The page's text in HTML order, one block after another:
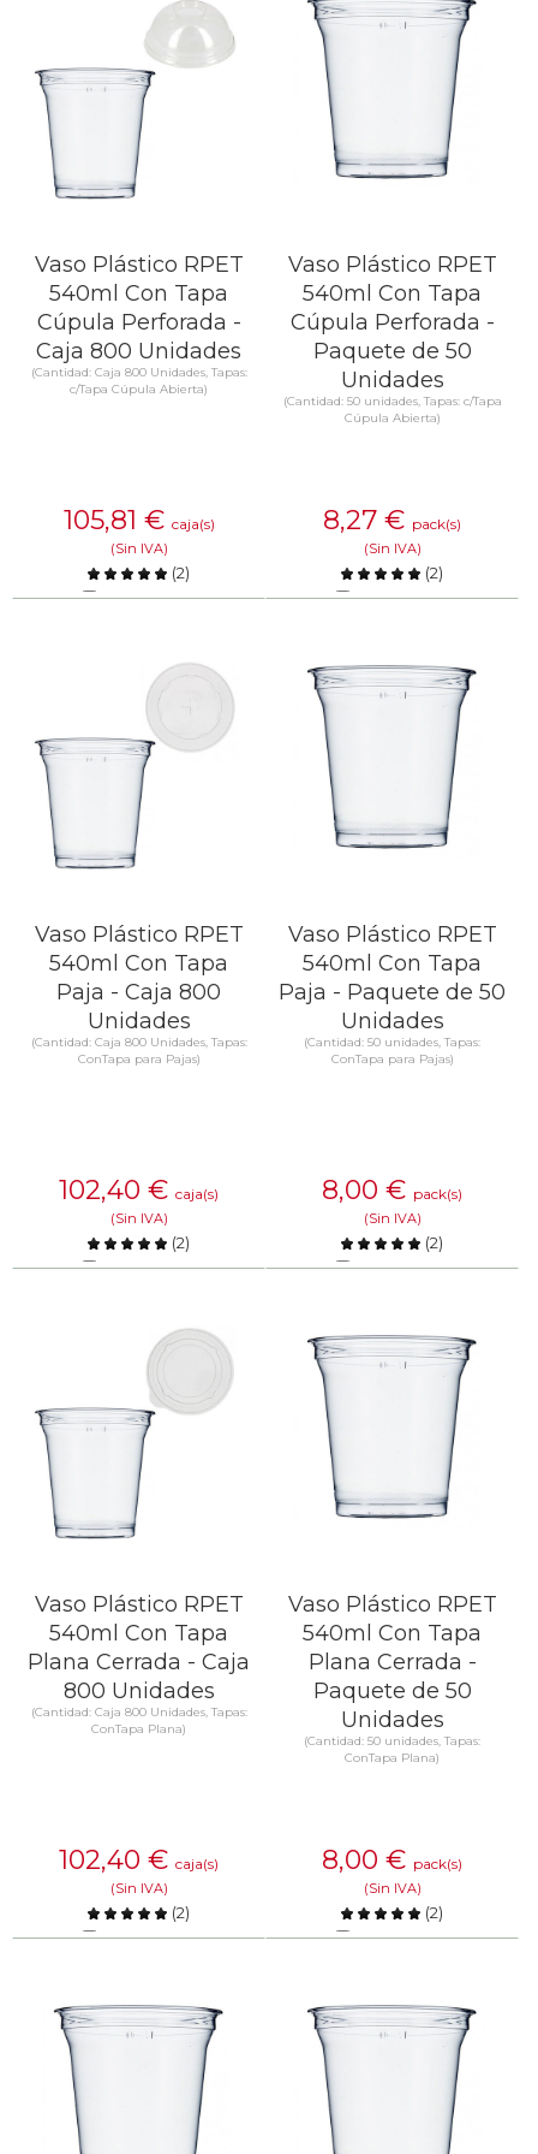
Vaso Plástico RPET
540ml Con Tapa
Cúpula Perforada -
Caja 800 Unidades
(Cantidad: Caja 800 Unidades, Tapas:
c/Tapa Cúpula Abierta)
105,81 € caja(s)
(Sin IVA)
(2)
Comparar
Vaso Plástico RPET
540ml Con Tapa
Cúpula Perforada -
Paquete de 50
Unidades
(Cantidad: 50 unidades, Tapas: c/Tapa
Cúpula Abierta)
8,27 € pack(s)
(Sin IVA)
(2)
Comparar
Vaso Plástico RPET
540ml Con Tapa
Paja - Caja 800
Unidades
(Cantidad: Caja 800 Unidades, Tapas:
ConTapa para Pajas)
102,40 € caja(s)
(Sin IVA)
(2)
Comparar
Vaso Plástico RPET
540ml Con Tapa
Paja - Paquete de 50
Unidades
(Cantidad: 50 unidades, Tapas:
ConTapa para Pajas)
8,00 € pack(s)
(Sin IVA)
(2)
Comparar
Vaso Plástico RPET
540ml Con Tapa
Plana Cerrada - Caja
800 Unidades
(Cantidad: Caja 800 Unidades, Tapas:
ConTapa Plana)
102,40 € caja(s)
(Sin IVA)
(2)
Comparar
Vaso Plástico RPET
540ml Con Tapa
Plana Cerrada -
Paquete de 50
Unidades
(Cantidad: 50 unidades, Tapas:
ConTapa Plana)
8,00 € pack(s)
(Sin IVA)
(2)
Comparar